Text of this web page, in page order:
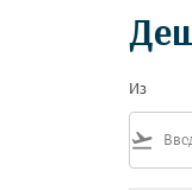
Из
flight_takeoff